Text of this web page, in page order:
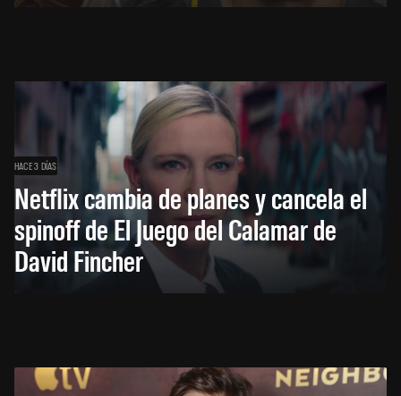
HACE 3 DÍAS
Netflix cambia de planes y cancela el
spinoff de El Juego del Calamar de
David Fincher